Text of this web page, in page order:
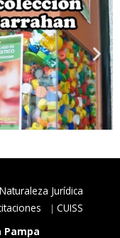
Naturaleza Jurídica
CUISS
Pampa